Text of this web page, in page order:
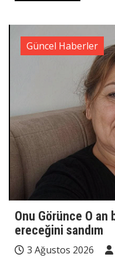
Güncel Haberler
Onu Görünce O an
ereceğini sandım
3 Ağustos 2026